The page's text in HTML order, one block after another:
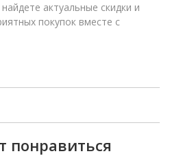
актуальные скидки и
покупок вместе с
понравиться